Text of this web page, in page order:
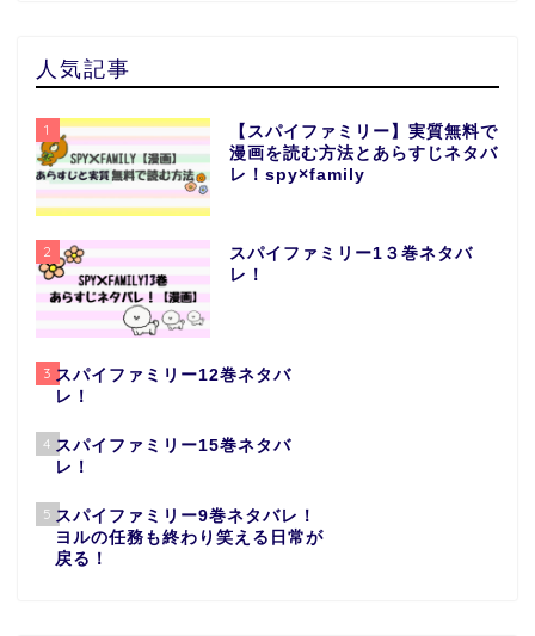
人気記事
1
【スパイファミリー】実質無料で
漫画を読む方法とあらすじネタバ
レ！spy×family
2
スパイファミリー1３巻ネタバ
レ！
3 スパイファミリー12巻ネタバ
レ！
4 スパイファミリー15巻ネタバ
レ！
5 スパイファミリー9巻ネタバレ！
ヨルの任務も終わり笑える日常が
戻る！